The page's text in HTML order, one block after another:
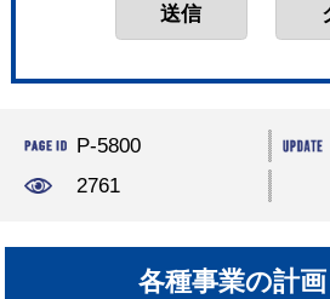
P-5800
2761
各種事業の計